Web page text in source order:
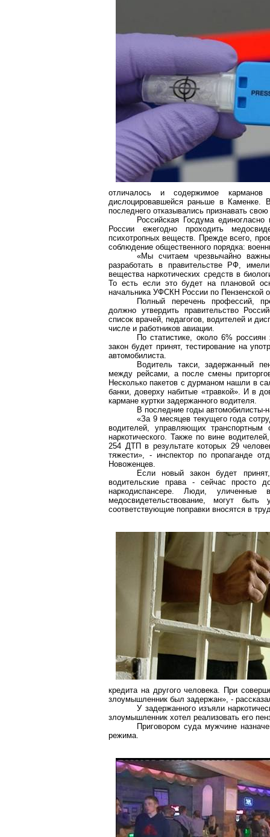
отличалось и содержимое карманов
дислоцировавшейся раньше в Каменке.
последнего отказывались признавать
Российская Госдума
России ежегодно проходить
психотропных веществ. Прежде всего,
соблюдение общественного порядка:
«Мы считаем чрезвычайно
разработать в правительстве РФ,
вещества наркотических средств в
То есть если это будет на плановой
начальника УФСКН России по Пензенской
Полный перечень профессий,
должно утвердить правительство
список врачей, педагогов, водителей и
числе и работников авиации.
По статистике, около 6%
закон будет принят, тестирование на
автомобилиста.
Водитель такси, задержанный
между рейсами, а после смены
Несколько пакетов с дурманом нашли в
банки, доверху набитые «травкой». И в
кармане куртки задержанного водителя.
В последние годы
«За 9 месяцев текущего года
водителей, управляющих транспортным
наркотического. Также по вине
254 ДТП в результате которых 29
тяжести», - инспектор по пропаганде
Новоженцев.
Если новый закон будет
водительские права - сейчас просто
наркодиспансере. Люди, уличенные в
медосвидетельствование, могут быть
соответствующие поправки вносятся в
кредита на другого человека. При
злоумышленник был задержан», -
У задержанного изъяли
злоумышленник хотел реализовать его
Приговором суда мужчине
режима.